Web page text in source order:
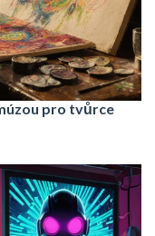
pro tvůrce